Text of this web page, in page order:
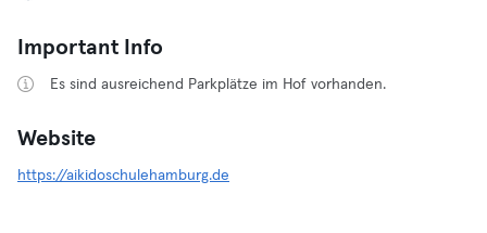
Important Info
Es sind ausreichend Parkplätze im Hof vorhanden.
Website
https://aikidoschulehamburg.de